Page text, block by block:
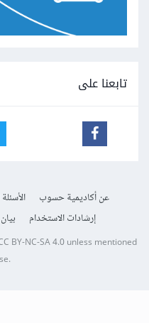
تابعنا على
عن أكاديمية حسوب
إرشادات الاستخدام
BY-NC-SA 4.0unless mentioned